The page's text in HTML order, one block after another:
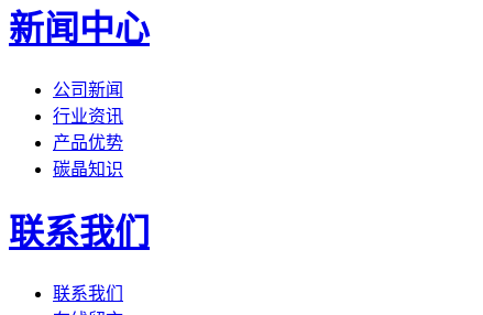
新闻中心
公司新闻
行业资讯
产品优势
碳晶知识
联系我们
联系我们